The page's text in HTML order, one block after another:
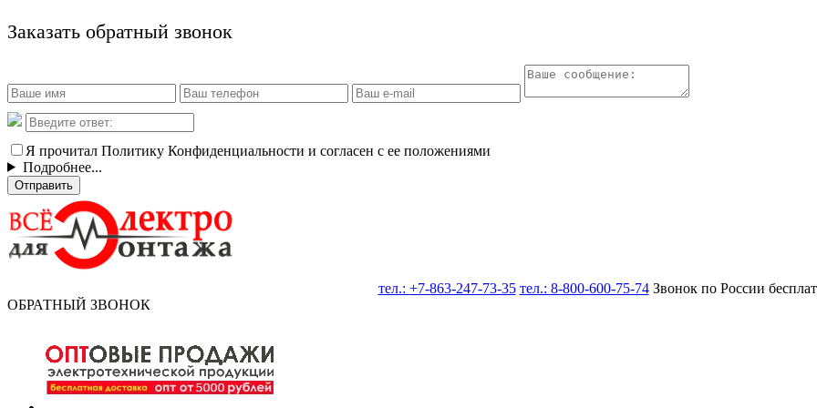
Заказать обратный звонок
Я прочитал Политику Конфиденциальности и согласен с ее положениями
Подробнее...
Отправить
тел.: +7-863-247-73-35 тел.: 8-800-600-75-74Звонок по России
ОБРАТНЫЙ ЗВОНОК